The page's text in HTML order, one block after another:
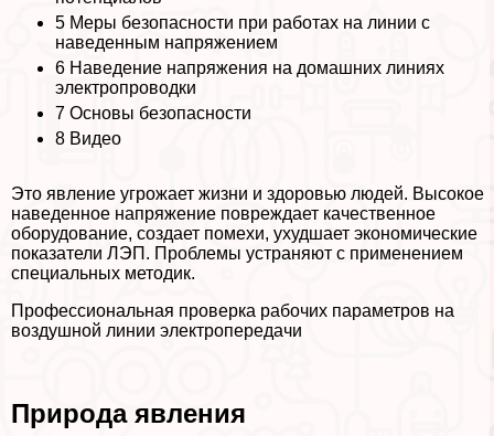
5 Меры безопасности при работах на линии с
наведенным напряжением
6 Наведение напряжения на домашних линиях
электропроводки
7 Основы безопасности
8 Видео
Это явление угрожает жизни и здоровью людей. Высокое
наведенное напряжение повреждает качественное
оборудование, создает помехи, ухудшает экономические
показатели ЛЭП. Проблемы устраняют с применением
специальных методик.
Профессиональная проверка рабочих параметров на
воздушной линии электропередачи
Природа явления